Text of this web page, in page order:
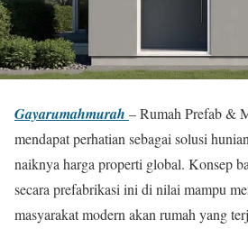
Gayarumahmurah – Rumah Prefab &
mendapat perhatian sebagai solusi
naiknya harga properti global. Konsep
secara prefabrikasi ini di nilai mampu
masyarakat modern akan rumah yang